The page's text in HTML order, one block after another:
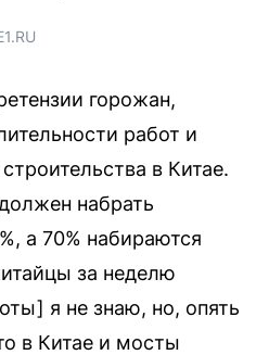
горожан,
работ и
в Китае.
набрать
а 70% набираются
за неделю
я не знаю, но, опять
в Китае и мосты